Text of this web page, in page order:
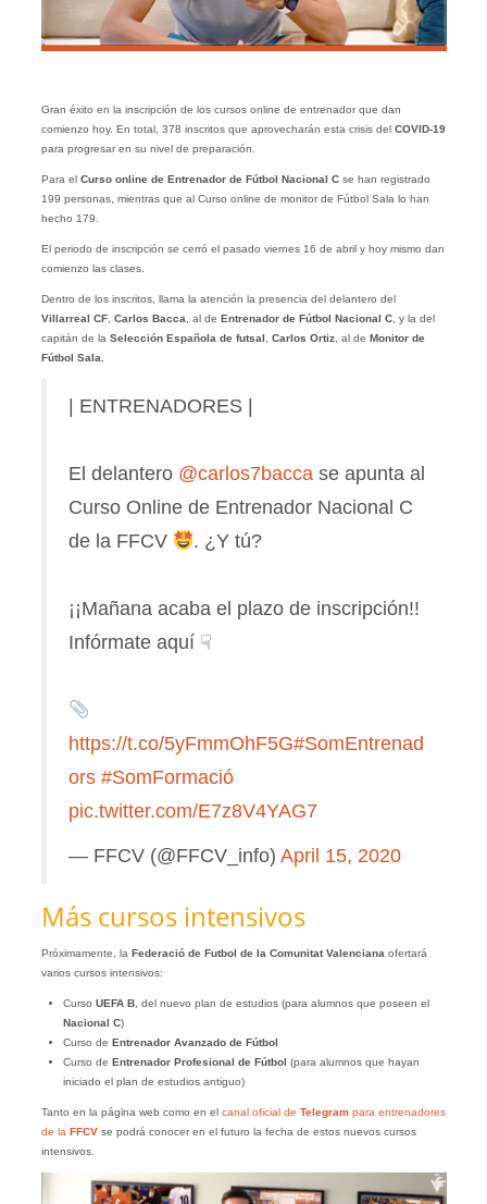
Gran éxito en la inscripción de los cursos online de entrenador que dan
comienzo hoy. En total, 378 inscritos que aprovecharán esta crisis del COVID-19
para progresar en su nivel de preparación.
Para el Curso online de Entrenador de Fútbol Nacional C se han registrado
199 personas, mientras que al Curso online de monitor de Fútbol Sala lo han
hecho 179.
El periodo de inscripción se cerró el pasado viernes 16 de abril y hoy mismo dan
comienzo las clases.
Dentro de los inscritos, llama la atención la presencia del delantero del
Villarreal CF, Carlos Bacca , al de Entrenador de Fútbol Nacional C, y la del
capitán de la Selección Española de futsal Carlos Ortiz, al de Monitor de
Fútbol Sala.
| ENTRENADORES |
El delantero @carlos7bacca se apunta al
Curso Online de Entrenador Nacional C
de la FFCV
. ¿Y tú?
¡¡Mañana acaba el plazo de inscripción!!
Infórmate aquí ☟
https://t.co/5yFmmOhF5G#SomEntrenad
ors #SomFormació
pic.twitter.com/E7z8V4YAG7
— FFCV (@FFCV_info) April 15, 2020
Más cursos intensivos
Próximamente, la Federació de Futbol de la Comunitat Valenciana ofertará
varios cursos intensivos:
Curso UEFA B, del nuevo plan de estudios (para alumnos que poseen el
Nacional C)
Curso de Entrenador Avanzado de Fútbol
Curso de Entrenador Profesional de Fútbol (para alumnos que hayan
iniciado el plan de estudios antiguo)
Tanto en la página web como en el canal oficial de Telegrampara entrenadores
de la FFCVse podrá conocer en el futuro la fecha de estos nuevos cursos
intensivos.